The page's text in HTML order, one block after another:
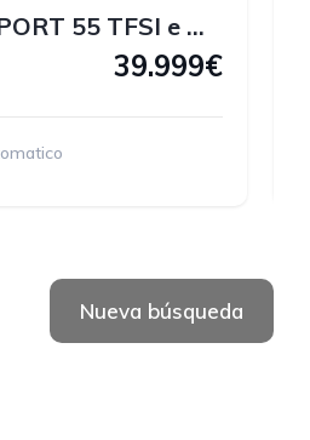
AUDI A6 AVANT SPORT 55 TFSI e QUATTRO 367 CV
39.999€
Nueva búsqueda